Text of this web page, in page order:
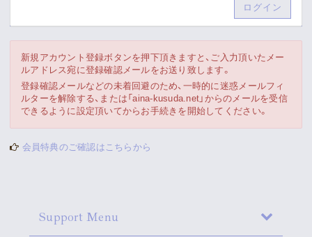
Playlist
Vlogssun
あとがき
Live Streaming
新規アカウント登録ボタンを押下頂きますと、ご入力頂いたメー
ルアドレス宛に登録確認メールをお送り致します。
登録確認メールなどの未着回避のため、一時的に迷惑メールフィ
ルターを解除する、または「aina-kusuda.net」からのメールを受信
できるように設定頂いてからお手続きを開始してください。
会員特典のご確認はこちらから
Support Menu